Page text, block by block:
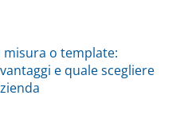
misura o template:
e quale scegliere